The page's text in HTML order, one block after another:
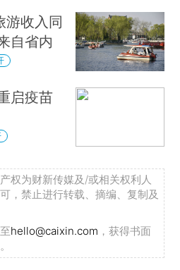
游收入同
自省内
启疫苗
权为财新传媒及/或相关权利人
，禁止进行转载、摘编、复制及
hello@caixin.com ，获得书面